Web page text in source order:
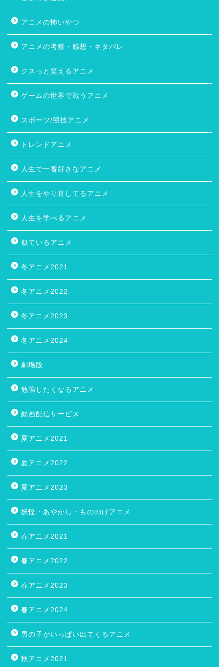
アニメの怖いやつ
アニメの考察・感想・ネタバレ
クスっと笑えるアニメ
ゲームの世界で戦うアニメ
スポーツ/競技アニメ
トレンドアニメ
人生で一番好きなアニメ
人生をやり直してるアニメ
人生を学べるアニメ
似ているアニメ
冬アニメ2021
冬アニメ2022
冬アニメ2023
冬アニメ2024
劇場版
勉強したくなるアニメ
動画配信サービス
夏アニメ2021
夏アニメ2022
夏アニメ2023
妖怪・あやかし・もののけアニメ
春アニメ2021
春アニメ2022
春アニメ2023
春アニメ2024
男の子がいっぱい出てくるアニメ
秋アニメ2021